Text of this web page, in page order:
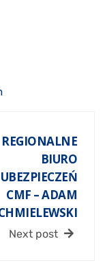
REGIONALNE
BIURO
UBEZPIECZEŃ
CMF – ADAM
Next post